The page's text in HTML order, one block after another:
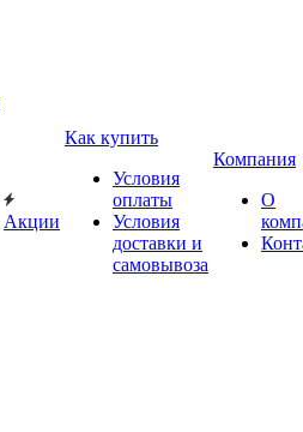
Акции
Как купить
Условия
оплаты
Условия
доставки и
самовывоза
Компания
О